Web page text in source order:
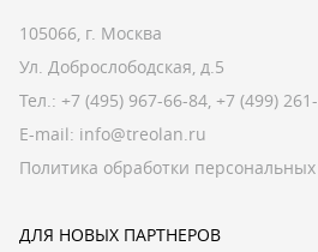
105066, г. Москва
Ул. Доброслободская, д.5
Тел.: +7 (495) 967-66-84, +7 (499)
E-mail: info@treolan.ru
Политика обработки
ДЛЯ НОВЫХ ПАРТНЕРОВ